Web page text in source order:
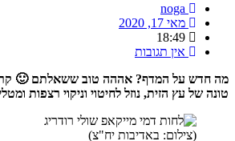
noga
מאי 17, 2020
18:49
אין תגובות
טונה של עץ הזית, נוזל לחיטוי וניקוי רצפות